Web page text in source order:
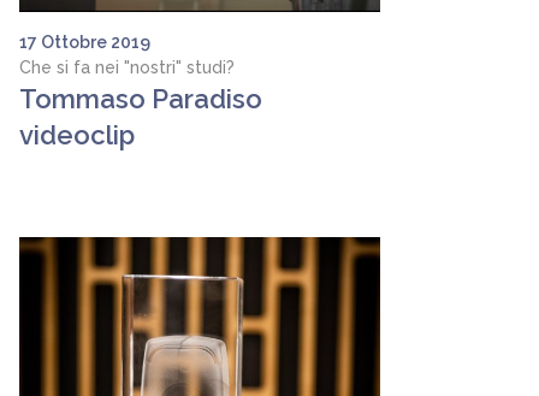
17 Ottobre 2019
Che si fa nei "nostri" studi?
Tommaso Paradiso
videoclip